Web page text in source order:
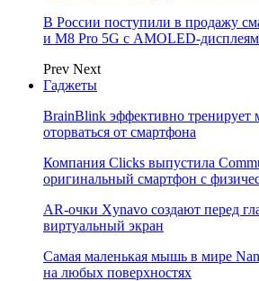
В России поступили в продажу
и M8 Pro 5G с AMOLED-
Prev Next
Гаджеты
BrainBlink эффективно тренирует
оторваться от смартфона
Компания Clicks выпустила
оригинальный смартфон с
AR-очки Xynavo создают перед
виртуальный экран
Самая маленькая мышь в мире
на любых поверхностях